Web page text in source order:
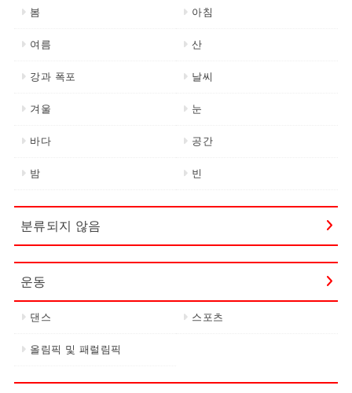
봄 아침
여름 산
강과 폭포 날씨
겨울 눈
바다 공간
밤 빈
분류되지 않음
운동
댄스 스포츠
올림픽 및 패럴림픽